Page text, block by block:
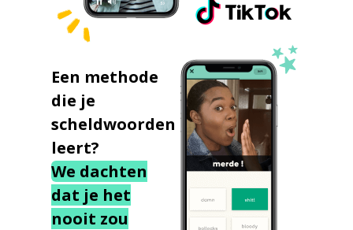
Een methode
die je
scheldwoorden
leert?
We dachten
dat je het
nooit zou